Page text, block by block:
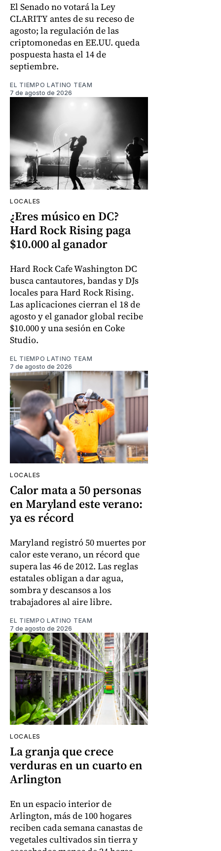
El Senado no votará la Ley
CLARITY antes de su receso de
agosto; la regulación de las
criptomonedas en EE.UU. queda
pospuesta hasta el 14 de
septiembre.
EL TIEMPO LATINO TEAM
7 de agosto de 2026
LOCALES
¿Eres músico en DC?
Hard Rock Rising paga
$10.000 al ganador
Hard Rock Cafe Washington DC
busca cantautores, bandas y DJs
locales para Hard Rock Rising.
Las aplicaciones cierran el 18 de
agosto y el ganador global recibe
$10.000 y una sesión en Coke
Studio.
EL TIEMPO LATINO TEAM
7 de agosto de 2026
LOCALES
Calor mata a 50 personas
en Maryland este verano:
ya es récord
Maryland registró 50 muertes por
calor este verano, un récord que
supera las 46 de 2012. Las reglas
estatales obligan a dar agua,
sombra y descansos a los
trabajadores al aire libre.
EL TIEMPO LATINO TEAM
7 de agosto de 2026
LOCALES
La granja que crece
verduras en un cuarto en
Arlington
En un espacio interior de
Arlington, más de 100 hogares
reciben cada semana canastas de
vegetales cultivados sin tierra y